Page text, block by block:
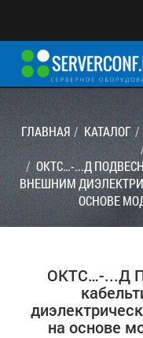
Telegram:
Тел: (90) 932-18-00
ГЛАВНАЯ КАТАЛОГ
ОКТС…-...Д
ВНЕШНИМ
ОСНОВЕ
ОКТС…-...Д
на основе